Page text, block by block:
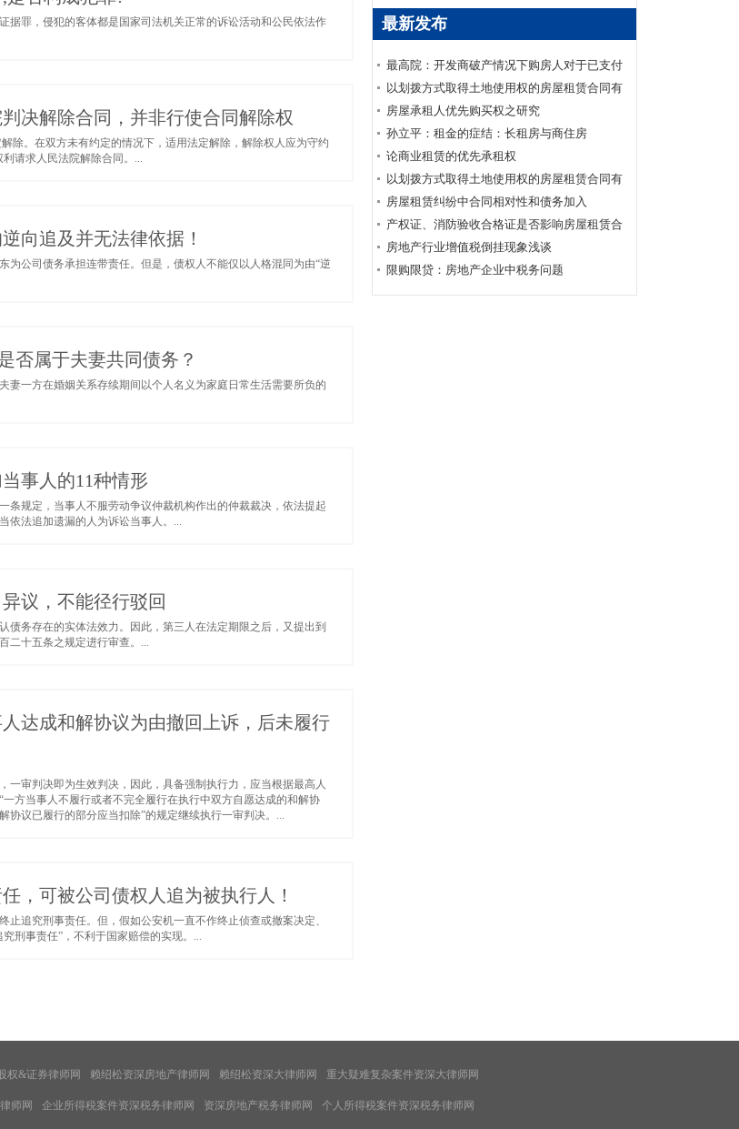
据罪，侵犯的客体都是国家司法机关正常的诉讼活动和公民依法作
决解除合同，并非行使合同解除权
除。在双方未有约定的情况下，适用法定解除，解除权人应为守约
请求人民法院解除合同。...
向追及并无法律依据！
公司债务承担连带责任。但是，债权人不能仅以人格混同为由“逆
否属于夫妻共同债务？
妻一方在婚姻关系存续期间以个人名义为家庭日常生活需要所负的
事人的11种情形
条规定，当事人不服劳动争议仲裁机构作出的仲裁裁决，依法提起
依法追加遗漏的人为诉讼当事人。...
议，不能径行驳回
务存在的实体法效力。因此，第三人在法定期限之后，又提出到
二十五条之规定进行审查。...
达成和解协议为由撤回上诉，后未履行
审判决即为生效判决，因此，具备强制执行力，应当根据最高人
方当事人不履行或者不完全履行在执行中双方自愿达成的和解协
议已履行的部分应当扣除”的规定继续执行一审判决。...
，可被公司债权人追为被执行人！
追究刑事责任。但，假如公安机一直不作终止侦查或撤案决定、
刑事责任”，不利于国家赔偿的实现。...
最新发布
最高院：开发商破产情况下购房人对于已支付
购房款的商品房买卖合同可否要求继续履行？
以划拨方式取得土地使用权的房屋租赁合同有
效
房屋承租人优先购买权之研究
孙立平：租金的症结：长租房与商住房
论商业租赁的优先承租权
以划拨方式取得土地使用权的房屋租赁合同有
效
房屋租赁纠纷中合同相对性和债务加入
产权证、消防验收合格证是否影响房屋租赁合
同的效力
房地产行业增值税倒挂现象浅谈
限购限贷：房地产企业中税务问题
权&证券律师网 赖绍松资深房地产律师网 赖绍松资深大律师网 重大疑难复杂案件资深大律师网
师网 企业所得税案件资深税务律师网 资深房地产税务律师网 个人所得税案件资深税务律师网